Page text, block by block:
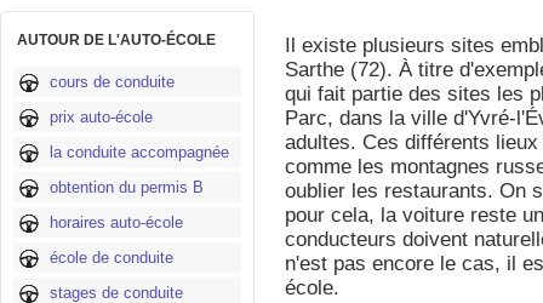
AUTOUR DE L'AUTO-ÉCOLE
cours de conduite
prix auto-école
la conduite accompagnée
obtention du permis B
horaires auto-école
école de conduite
stages de conduite
Il existe plusieurs sites
Sarthe (72). À titre
qui fait partie des sites les
Parc, dans la ville d'Yvré-
adultes. Ces différents
comme les montagnes
oublier les restaurants. On
pour cela, la voiture reste
conducteurs doivent
n'est pas encore le cas, il
école.